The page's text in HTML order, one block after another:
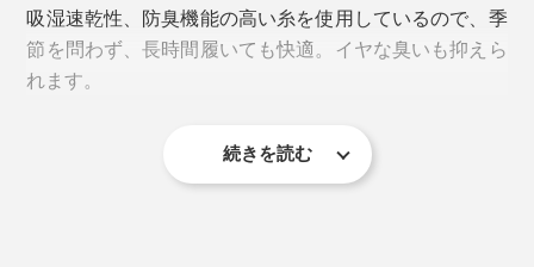
足指の付け根部分には、ポリウレタンゴムを編み込み、
グリップ力を強化。靴下の表裏ともすべり止め効果があ
吸湿速乾性、防臭機能の高い糸を使用しているので、季
節を問わず、長時間履いても快適。イヤな臭いも抑えら
れます。
さらに、甲とふくらはぎを通気性の高いメッシュ編みに
続きを読む